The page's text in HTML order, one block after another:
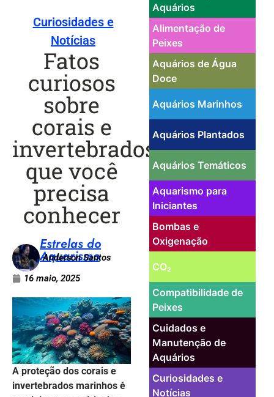
Curiosidades e
Notícias
Fatos
curiosos
sobre
corais e
invertebrados
que você
precisa
conhecer
Estrelas do
Aquarismo
Anderson Santos
16 maio, 2025
A proteção dos corais e
invertebrados marinhos é
Aquários
Alimentação de
Peixes
Aquários de Água
Doce
Aquários Marinhos
Aquários Plantados
Aquários Temáticos
Aquarismo para
Iniciantes
Bombas e
Oxigenação
CO₂
Compatibilidade de
Peixes
Cuidados e
Manutenção de
Aquários
Curiosidades e
Notícias